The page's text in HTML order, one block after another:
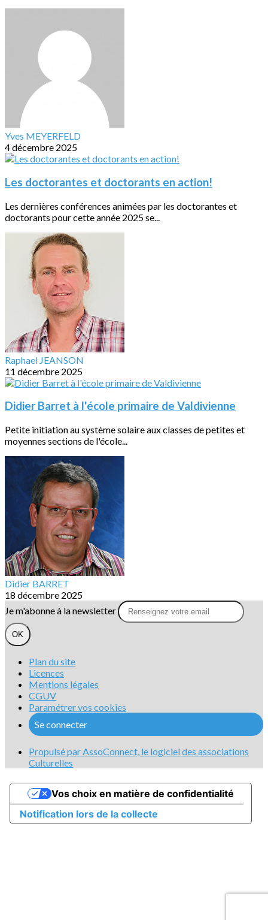
Yves MEYERFELD
4 décembre 2025
Les doctorantes et doctorants en action!
Les dernières conférences animées par les doctorantes et
doctorants pour cette année 2025 se...
Raphael JEANSON
11 décembre 2025
Didier Barret à l'école primaire de Valdivienne
Petite initiation au système solaire aux classes de petites et
moyennes sections de l'école...
Didier BARRET
18 décembre 2025
Je m'abonne à la newsletter
OK
Plan du site
Licences
Mentions légales
CGUV
Paramétrer vos cookies
Se connecter
Propulsé par AssoConnect, le logiciel des associations
Culturelles
Notification lors de la collecte
Vos choix en matière de confidentialité